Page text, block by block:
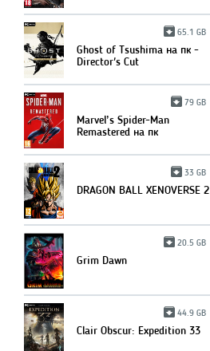
65.1 GB
Ghost of Tsushima на пк -
Director's Cut
79 GB
Marvel’s Spider-Man
Remastered на пк
33 GB
DRAGON BALL XENOVERSE 2
20.5 GB
Grim Dawn
44.9 GB
Clair Obscur: Expedition 33